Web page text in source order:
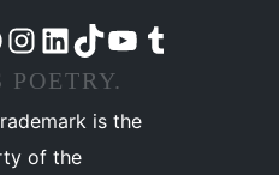
Instagram アカウントへ LinkedIn アカウントへTikTok アカウントへ YouTube チャンネルへ Tumblr アカウントへ
POETRY.
is the
of the